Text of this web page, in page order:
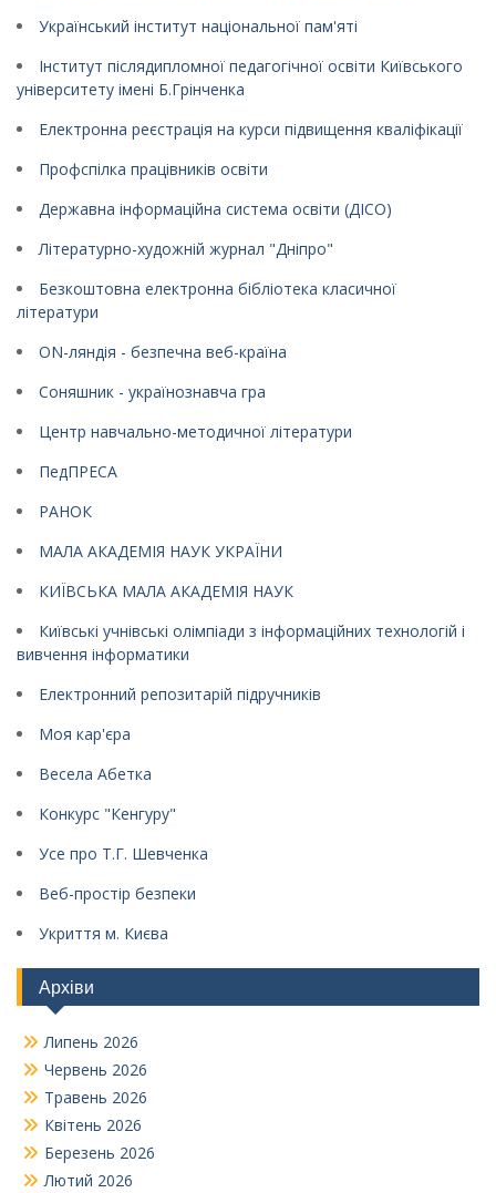
Український інститут національної пам'яті
Інститут післядипломної педагогічної освіти Київського
університету імені Б.Грінченка
Електронна реєстрація на курси підвищення кваліфікації
Профспілка працівників освіти
Державна інформаційна система освіти (ДІСО)
Літературно-художній журнал "Дніпро"
Безкоштовна електронна бібліотека класичної
літератури
ON-ляндія - безпечна веб-країна
Соняшник - українознавча гра
Центр навчально-методичної літератури
ПедПРЕСА
РАНОК
МАЛА АКАДЕМІЯ НАУК УКРАЇНИ
КИЇВСЬКА МАЛА АКАДЕМІЯ НАУК
Київські учнівські олімпіади з інформаційних технологій і
вивчення інформатики
Електронний репозитарій підручників
Моя кар'єра
Весела Абетка
Конкурс "Кенгуру"
Усе про Т.Г. Шевченка
Веб-простір безпеки
Укриття м. Києва
Архіви
Липень 2026
Червень 2026
Травень 2026
Квітень 2026
Березень 2026
Лютий 2026